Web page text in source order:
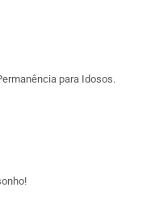
para Idosos.